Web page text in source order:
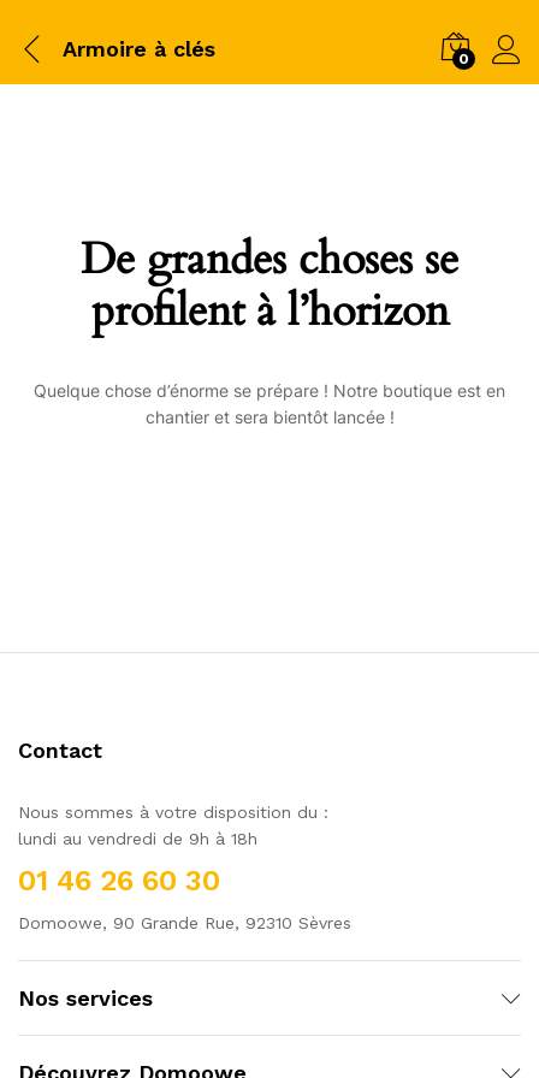
Armoire à clés 0
De grandes choses se
profilent à l’horizon
Quelque chose d’énorme se prépare ! Notre boutique est en
chantier et sera bientôt lancée !
Contact
Nous sommes à votre disposition du :
lundi au vendredi de 9h à 18h
01 46 26 60 30
Domoowe, 90 Grande Rue, 92310 Sèvres
Nos services
Découvrez Domoowe